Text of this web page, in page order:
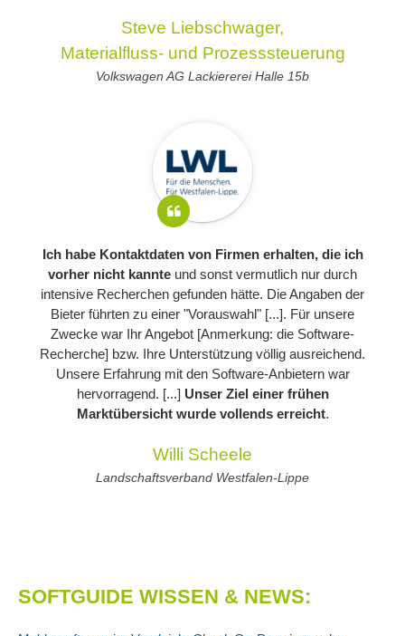
Steve Liebschwager,
Materialfluss- und Prozesssteuerung
Volkswagen AG Lackiererei Halle 15b
Ich habe Kontaktdaten von Firmen erhalten, die ich
vorher nicht kannte und sonst vermutlich nur durch
intensive Recherchen gefunden hätte. Die Angaben der
Bieter führten zu einer "Vorauswahl" [...]. Für unsere
Zwecke war Ihr Angebot [Anmerkung: die Software-
Recherche] bzw. Ihre Unterstützung völlig ausreichend.
Unsere Erfahrung mit den Software-Anbietern war
hervorragend. [...] Unser Ziel einer frühen
Marktübersicht wurde vollends erreicht.
Willi Scheele
Landschaftsverband Westfalen-Lippe
SOFTGUIDE WISSEN & NEWS: